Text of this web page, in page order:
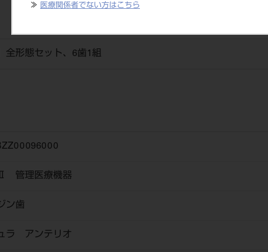
≫ 医療関係者でない方はこちら
全形態セット、6歯1組
管理医療機器
ン歯
ラ アンテリオ